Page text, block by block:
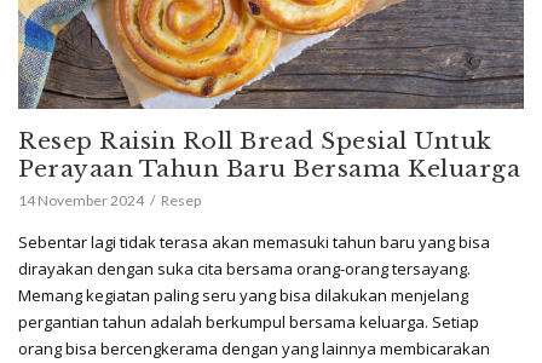
Resep Raisin Roll Bread Spesial Untuk
Perayaan Tahun Baru Bersama Keluarga
14 November 2024 Resep
Sebentar lagi tidak terasa akan memasuki tahun baru yang bisa
dirayakan dengan suka cita bersama orang-orang tersayang.
Memang kegiatan paling seru yang bisa dilakukan menjelang
pergantian tahun adalah berkumpul bersama keluarga. Setiap
orang bisa bercengkerama dengan yang lainnya membicarakan